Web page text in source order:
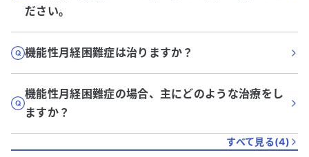
ださい。
機能性月経困難症は治りますか？
機能性月経困難症の場合、主にどのような治療をし
ますか？
すべて見る(4)